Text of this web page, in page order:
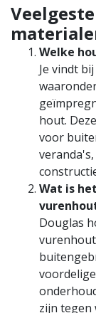
Welke
Je vindt
hout.
voor
Wat is
Douglas
zijn tegen